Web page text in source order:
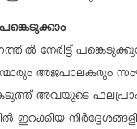
നേരിട്ട്
അജപാലകരും
അവയുടെ
ഇറക്കിയ